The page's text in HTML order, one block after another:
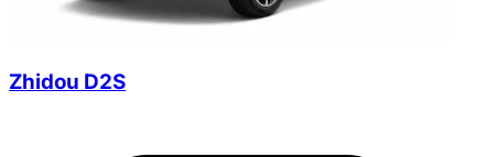
Zhidou D2S